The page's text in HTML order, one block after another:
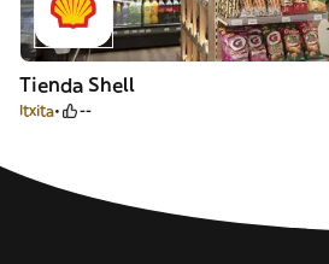
Tienda Shell
Itxita --